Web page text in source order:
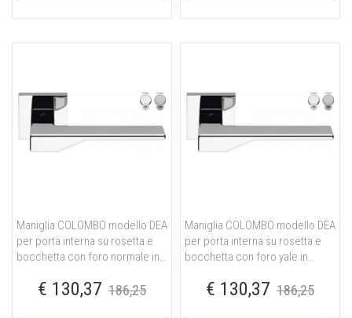
Maniglia COLOMBO modello DEA
per porta interna su rosetta e
bocchetta con foro normale in
€ 130,37 186,25
Maniglia COLOMBO modello DEA
per porta interna su rosetta e
bocchetta con foro yale in
€ 130,37 186,25